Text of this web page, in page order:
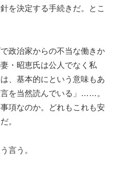
を決定する手続きだ。とこ
政治家からの不当な働きか
・昭恵氏は公人でなく私
、基本的にという意味もあ
を当然読んでいる」……。
項なのか。どれもこれも安
。
言う。